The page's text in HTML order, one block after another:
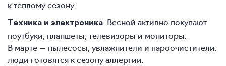
к теплому сезону.
Техника и электроника . Весной активно покупают
ноутбуки, планшеты, телевизоры и мониторы.
В марте — пылесосы, увлажнители и пароочистители:
люди готовятся к сезону аллергии.